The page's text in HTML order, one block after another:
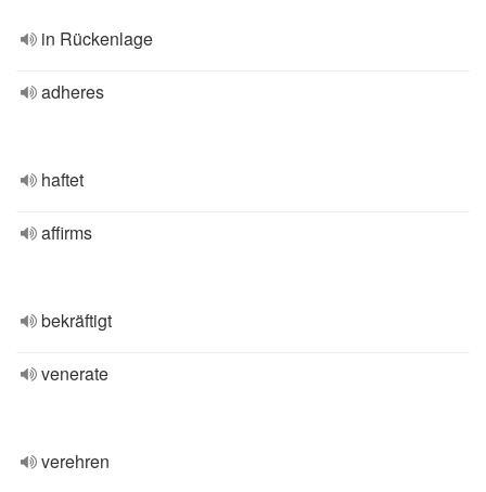
in Rückenlage
adheres
haftet
affirms
bekräftigt
venerate
verehren